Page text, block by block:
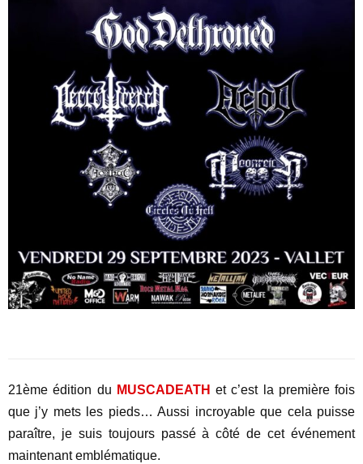
21ème édition du MUSCADEATH et c’est la première fois
que j’y mets les pieds… Aussi incroyable que cela puisse
paraître, je suis toujours passé à côté de cet événement
maintenant emblématique.